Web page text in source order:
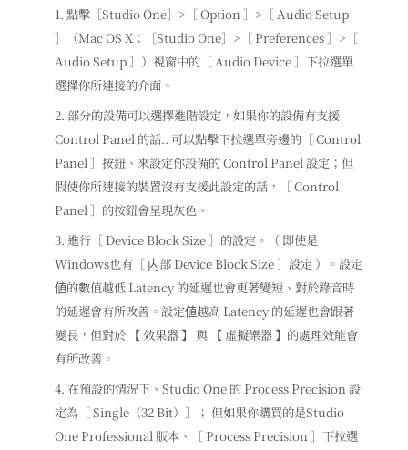
點擊［Studio One］>［ Option ］>［ Audio Setup
］（Mac OS X：［Studio One］>［ Preferences ］>［
Audio Setup ］）視窗中的［ Audio Device ］下拉選單
選擇你所連接的介面。
部分的設備可以選擇進階設定，如果你的設備有支援
Control Panel 的話.. 可以點擊下拉選單旁邊的［ Control
Panel ］按鈕、來設定你設備的 Control Panel 設定；但
假使你所連接的裝置沒有支援此設定的話，［ Control
Panel ］的按鈕會呈現灰色。
進行［ Device Block Size ］的設定。（ 即使是
Windows也有［ 内部 Device Block Size ］設定 ）。設定
値的數值越低 Latency 的延遲也會更著變短、對於錄音時
的延遲會有所改善。設定値越高 Latency 的延遲也會跟著
變長，但對於 【 效果器 】 與 【 虛擬樂器 】的處理效能會
有所改善。
在預設的情況下、Studio One 的 Process Precision 設
定為［ Single（32 Bit）］； 但如果你購買的是Studio
One Professional 版本、［ Process Precision ］下拉選